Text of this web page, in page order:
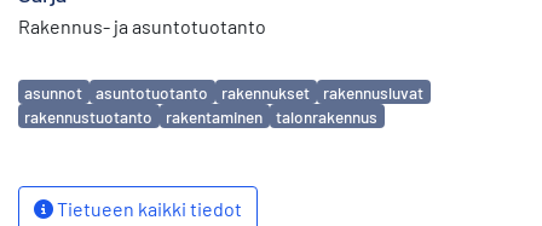
Rakennus- ja asuntotuotanto
Avainsanat
asunnot asuntotuotanto rakennukset
rakennusluvat
rakennustuotanto
rakentaminen talonrakennus
Tietueen kaikki tiedot